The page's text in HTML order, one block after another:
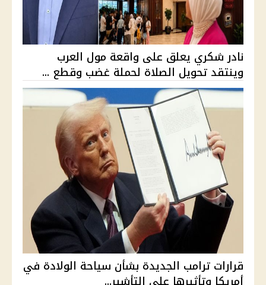
نادر شكري يعلق على واقعة مول العرب
وينتقد تحويل الصلاة لحملة غضب وقطع ...
قرارات ترامب الجديدة بشأن سياحة الولادة في